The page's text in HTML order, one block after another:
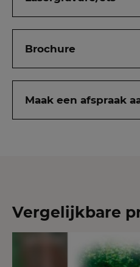
Brochure
Maak een afspraak
Vergelijkbare